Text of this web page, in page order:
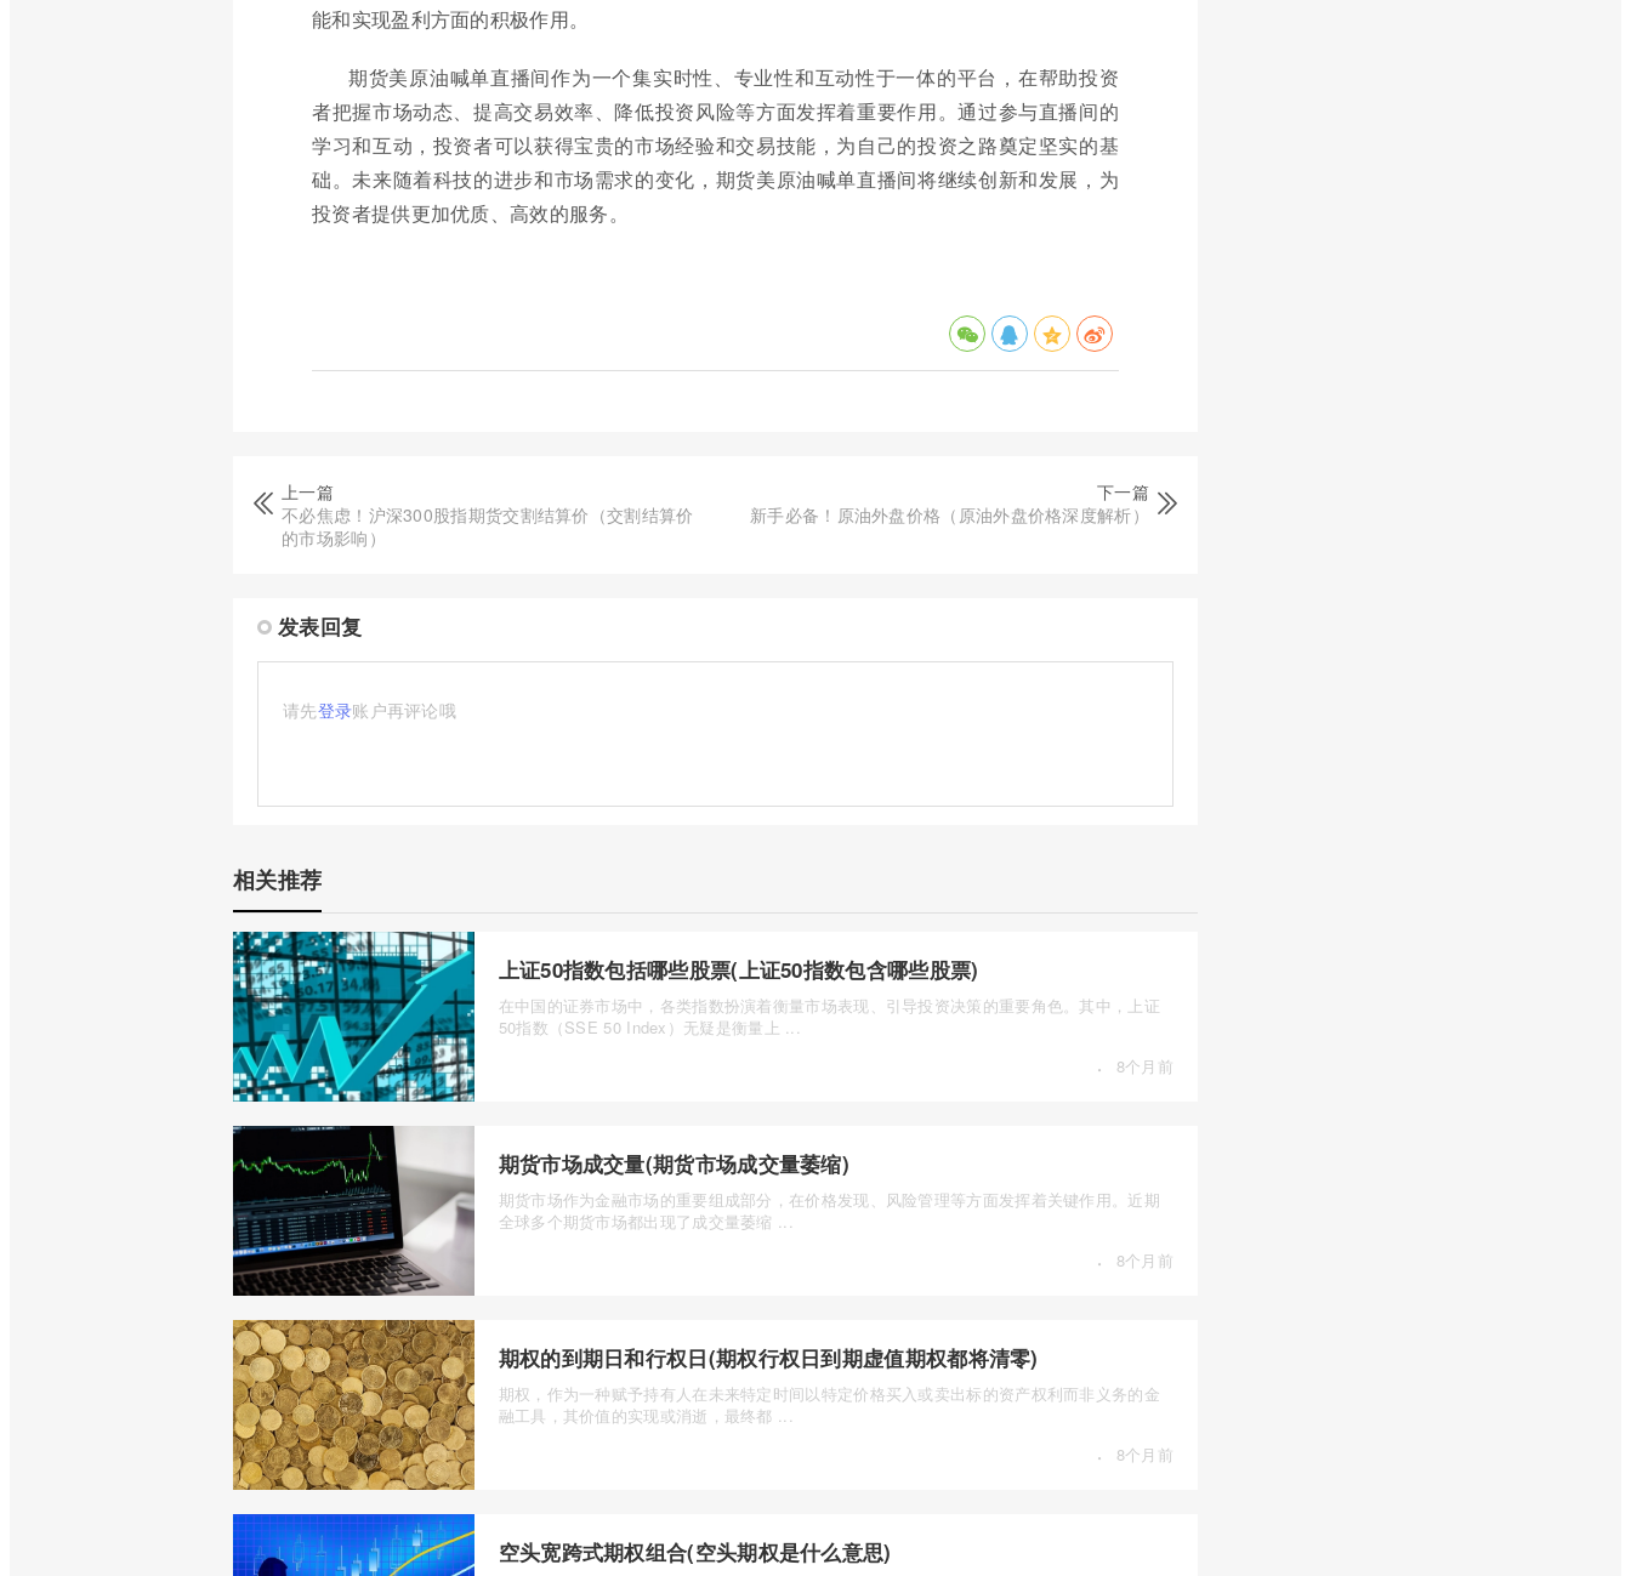
能和实现盈利方面的积极作用。
期货美原油喊单直播间作为一个集实时性、专业性和互动性于一体的平台，在帮助投资
者把握市场动态、提高交易效率、降低投资风险等方面发挥着重要作用。通过参与直播间的
学习和互动，投资者可以获得宝贵的市场经验和交易技能，为自己的投资之路奠定坚实的基
础。未来随着科技的进步和市场需求的变化，期货美原油喊单直播间将继续创新和发展，为
投资者提供更加优质、高效的服务。
上一篇
不必焦虑！沪深300股指期货交割结算价（交割结算价
的市场影响）
下一篇
新手必备！原油外盘价格（原油外盘价格深度解析）
发表回复
请先登录账户再评论哦
相关推荐
上证50指数包括哪些股票(上证50指数包含哪些股票)
在中国的证券市场中，各类指数扮演着衡量市场表现、引导投资决策的重要角色。其中，上证
50指数（SSE 50 Index）无疑是衡量上 ...
· 8个月前
期货市场成交量(期货市场成交量萎缩)
期货市场作为金融市场的重要组成部分，在价格发现、风险管理等方面发挥着关键作用。近期
全球多个期货市场都出现了成交量萎缩 ...
· 8个月前
期权的到期日和行权日(期权行权日到期虚值期权都将清零)
期权，作为一种赋予持有人在未来特定时间以特定价格买入或卖出标的资产权利而非义务的金
融工具，其价值的实现或消逝，最终都 ...
· 8个月前
空头宽跨式期权组合(空头期权是什么意思)